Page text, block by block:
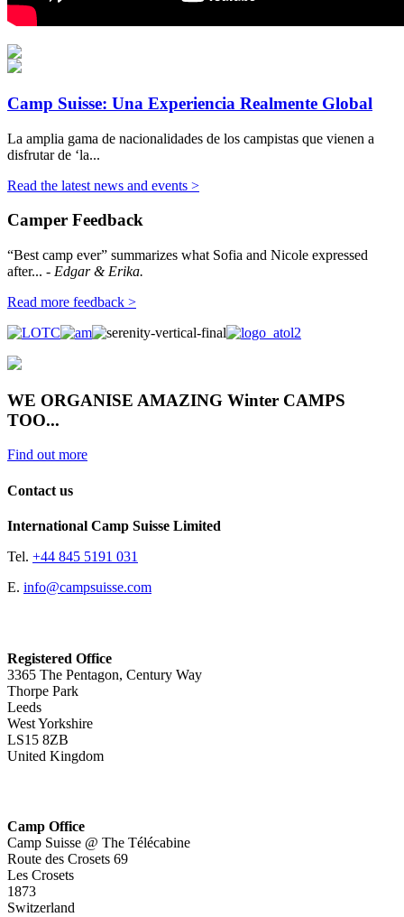
Camp Suisse: Una Experiencia Realmente Global
La amplia gama de nacionalidades de los campistas que vienen a
disfrutar de ‘la...
Read the latest news and events >
Camper Feedback
“Best camp ever” summarizes what Sofia and Nicole expressed
after... - Edgar & Erika.
Read more feedback >
WE ORGANISE AMAZING Winter CAMPS
TOO...
Find out more
Contact us
International Camp Suisse Limited
Tel. +44 845 5191 031
E. info@campsuisse.com
Registered Office
3365 The Pentagon, Century Way
Thorpe Park
Leeds
West Yorkshire
LS15 8ZB
United Kingdom
Camp Office
Camp Suisse @ The Télécabine
Route des Crosets 69
Les Crosets
1873
Switzerland